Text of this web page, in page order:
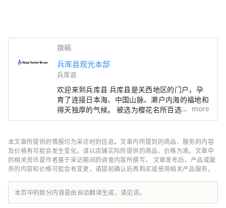
撰稿
兵库县观光本部
兵库县
欢迎来到兵库县 兵库县是关西地区的门户，孕
育了连接日本海、中国山脉、濑户内海的福地和
得天独厚的气候。 被选为樱花名所百选之一的
世界遗产姬路城、六甲山的全景夜景等，有许多
牛”是但马牛的代名词，是日本顶级牛肉之一，
而清酒米“兵库山田锦”则是让您舌头惊喜的宝
石。 有马温泉是著名的温泉，城崎温泉曾出现
在许多文学作品中。在大自然的包围下，您可以
放松身心。 淡路岛鸣门漩涡的雷鸣声、夏季各
地举办的烟火大会的动感声音等，您可以听到令
more
本文章所提供的情报均为采访时的信息。文章内所提到的商品、服务的内容
及价格有可能会发生变化。请以店铺实际所提供的商品、价格为准。文章中
的相关资讯是作者基于采访期间的调查内容所撰写。 文章发布后，产品或服
务的内容和价格可能会有变更，请提前确认后再购买或使用相关产品服务。
本页中的部分内容是由自动翻译生成，请见谅。